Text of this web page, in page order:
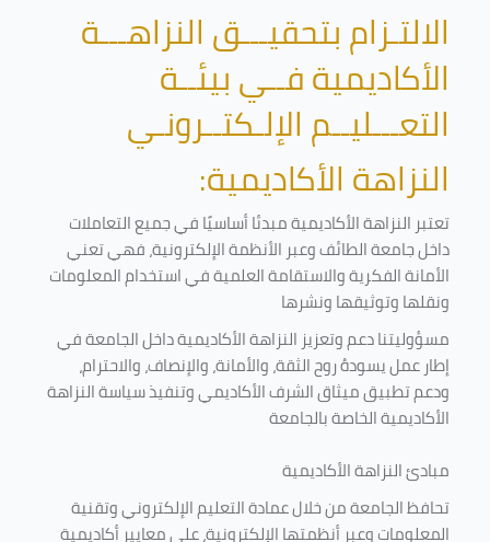
الالتـزام بتحقيـــق النزاهـــة
الأكاديمية فــي بيئــة
التعـــليــم الإلـكتــرونـي
النزاهة الأكاديمية:
تعتبر النزاهة الأكاديمية مبدئا أساسيًا في جميع التعاملات
داخل جامعة الطائف وعبر الأنظمة الإلكترونية، فهي تعني
الأمانة الفكرية والاستقامة العلمية في استخدام المعلومات
ونقلها وتوثيقها ونشرها
مسؤوليتنا دعم وتعزيز النزاهة الأكاديمية داخل الجامعة في
إطار عمل يسودهُ روح الثقة، والأمانة، والإنصاف، والاحترام،
ودعم تطبيق ميثاق الشرف الأكاديمي وتنفيذ سياسة النزاهة
الأكاديمية الخاصة بالجامعة
مبادئ النزاهة الأكاديمية
تحافظ الجامعة من خلال عمادة التعليم الإلكتروني وتقنية
المعلومات وعبر أنظمتها الإلكترونية، على معايير أكاديمية